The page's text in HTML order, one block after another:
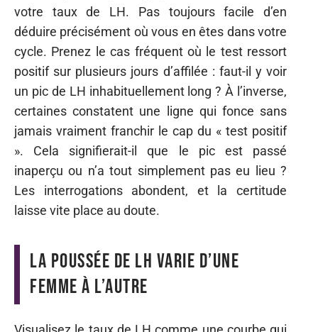
votre taux de LH. Pas toujours facile d’en
déduire précisément où vous en êtes dans votre
cycle. Prenez le cas fréquent où le test ressort
positif sur plusieurs jours d’affilée : faut-il y voir
un pic de LH inhabituellement long ? À l’inverse,
certaines constatent une ligne qui fonce sans
jamais vraiment franchir le cap du « test positif
». Cela signifierait-il que le pic est passé
inaperçu ou n’a tout simplement pas eu lieu ?
Les interrogations abondent, et la certitude
laisse vite place au doute.
La poussée de LH varie d’une
femme à l’autre